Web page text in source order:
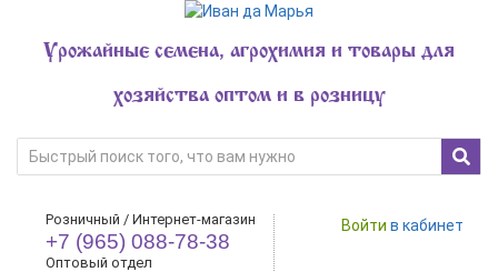
Урожайные семена, агрохимия и товары для
хозяйства оптом и в розницу
Розничный / Интернет-магазин
+7 (965) 088-78-38
Оптовый отдел
Войти в кабинет